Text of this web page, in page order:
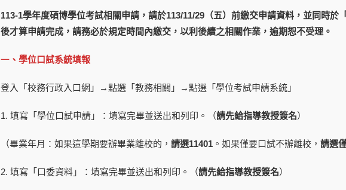
113-1學年度碩博學位考試相關申請，請於113/11/29（五）前繳交申請資料，並同時
後才算申請完成，請務必於規定時間內繳交，以利後續之相關作業，逾期恕不受理。
一 、學位口試系統填報
登入「校務行政入口網」→點選「教務相關」→點選「學位考試申請系統」
1. 填寫「學位口試申請」：填寫完畢並送出和列印。（請先給指導教授簽名）
（畢業年月：如果這學期要辦畢業離校的， 請選11401 。如果僅要口試不辦離校， 請選
2. 填寫「口委資料」：填寫完畢並送出和列印。（請先給指導教授簽名）